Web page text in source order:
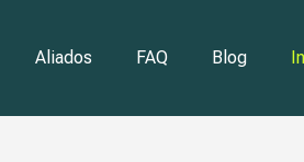
Aliados FAQ Blog